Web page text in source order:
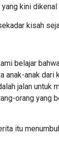
kini
kisah
belajar
anak-anak
jalan untuk
orang yang
itu